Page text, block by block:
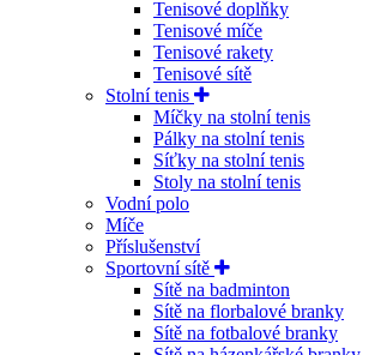
Tenisové doplňky
Tenisové míče
Tenisové rakety
Tenisové sítě
Stolní tenis
Míčky na stolní tenis
Pálky na stolní tenis
Síťky na stolní tenis
Stoly na stolní tenis
Vodní polo
Míče
Příslušenství
Sportovní sítě
Sítě na badminton
Sítě na florbalové branky
Sítě na fotbalové branky